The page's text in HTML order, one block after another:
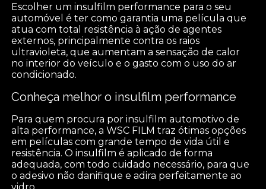
Escolher um insulfilm performance para o seu
automóvel é ter como garantia uma película que
atua com total resistência à ação de agentes
externos, principalmente contra os raios
ultravioleta, que aumentam a sensação de calor
no interior do veículo e o gasto com o uso do ar
condicionado.
Conheça melhor o insulfilm performance
Para quem procura por insulfilm automotivo de
alta performance, a WSC FILM traz ótimas opções
em películas com grande tempo de vida útil e
resistência. O insulfilm é aplicado de forma
adequada, com todo cuidado necessário, para que
o adesivo não danifique e adira perfeitamente ao